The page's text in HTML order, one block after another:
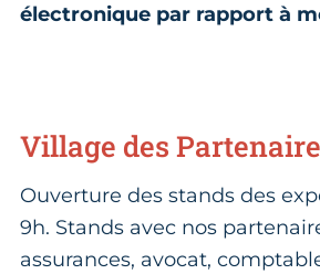
électronique par rapport à
Village des
Ouverture des stands des
9h. Stands avec nos
assurances, avocat,